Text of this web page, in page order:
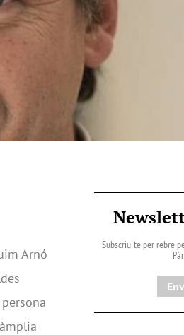
Arnó
Subscriu-te per rebre